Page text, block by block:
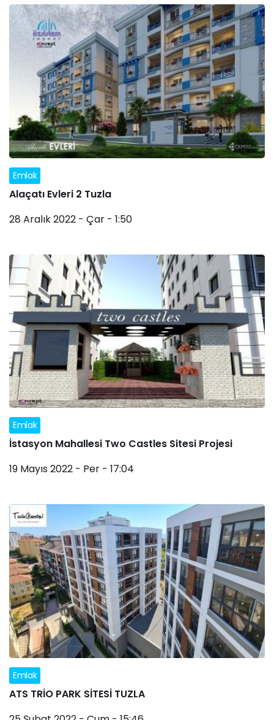
Emlak
Alaçatı Evleri 2 Tuzla
28 Aralık 2022 - Çar - 1:50
Emlak
İstasyon Mahallesi Two Castles Sitesi Projesi
19 Mayıs 2022 - Per - 17:04
Emlak
ATS TRİO PARK SİTESİ TUZLA